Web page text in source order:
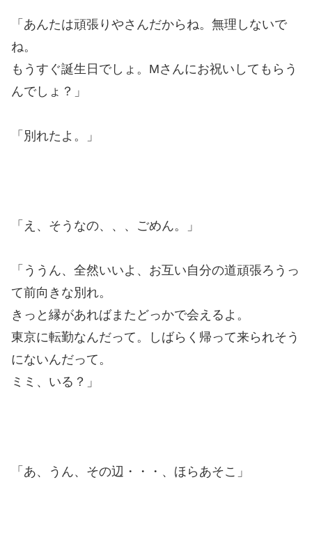
「あんたは頑張りやさんだからね。無理しないで
ね。
もうすぐ誕生日でしょ。Mさんにお祝いしてもらう
んでしょ？」
「別れたよ。」
「え、そうなの、、、ごめん。」
「ううん、全然いいよ、お互い自分の道頑張ろうっ
て前向きな別れ。
きっと縁があればまたどっかで会えるよ。
東京に転勤なんだって。しばらく帰って来られそう
にないんだって。
ミミ、いる？」
「あ、うん、その辺・・・、ほらあそこ」